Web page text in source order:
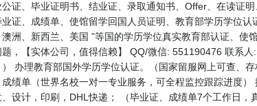
证、毕业证明书、结业证、录取通知书、Offer、在读证
证、成绩单、使馆留学回国人员证明、教育部学历学位
洲、新西兰、美国 ”等国的学历学位真实教育部认证、
题，【实体公司，值得信赖】 QQ/微信: 551190476 联系
） 办理教育部国外学历学位认证。（国家留服网上可查、
绩单（世界名校一对一专业服务，可全程监控跟踪进度
设计，印刷，DHL快递； （毕业证、成绩单7个工作日